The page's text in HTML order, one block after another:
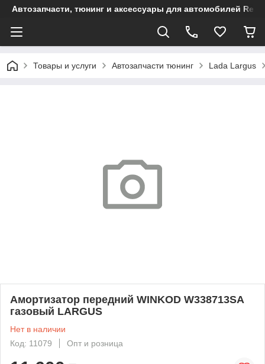
Автозапчасти, тюнинг и аксессуары для автомобилей
Товары и услуги Автозапчасти тюнинг Lada Largus
Амортизатор передний WINKOD W338713SA
газовый LARGUS
Нет в наличии
Код: 11079
Опт и розница